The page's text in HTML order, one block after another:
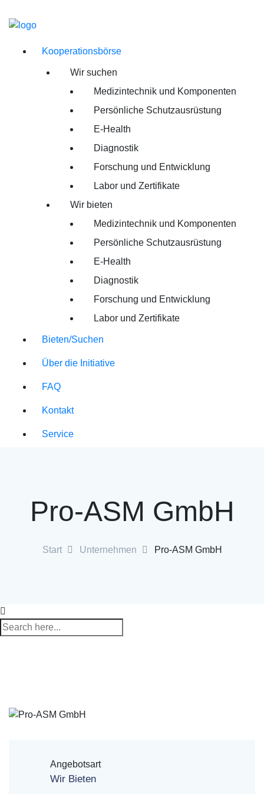
Kooperationsbörse
Wir suchen
Medizintechnik und Komponenten
Persönliche Schutzausrüstung
E-Health
Diagnostik
Forschung und Entwicklung
Labor und Zertifikate
Wir bieten
Medizintechnik und Komponenten
Persönliche Schutzausrüstung
E-Health
Diagnostik
Forschung und Entwicklung
Labor und Zertifikate
Bieten/Suchen
Über die Initiative
FAQ
Kontakt
Service
Pro-ASM GmbH
Start Unternehmen Pro-ASM GmbH
Angebotsart
Wir Bieten